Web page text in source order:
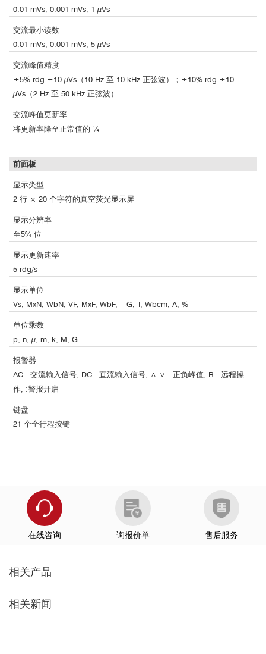
0.01 mVs, 0.001 mVs, 1 µVs
交流最小读数
0.01 mVs, 0.001 mVs, 5 µVs
交流峰值精度
±5% rdg ±10 µVs（10 Hz 至 10 kHz 正弦波）；±10% rdg ±10
µVs（2 Hz 至 50 kHz 正弦波）
交流峰值更新率
将更新率降至正常值的 ¼
前面板
显示类型
2 行 × 20 个字符的真空荧光显示屏
显示分辨率
至5¾ 位
显示更新速率
5 rdg/s
显示单位
Vs, MxN, WbN, VF, MxF, WbF, G, T, Wbcm, A, %
单位乘数
p, n, µ, m, k, M, G
报警器
AC - 交流输入信号, DC - 直流输入信号, ∧ ∨ - 正负峰值, R - 远程操
作, :警报开启
键盘
21 个全行程按键
在线咨询 询报价单 售后服务
相关产品
相关新闻